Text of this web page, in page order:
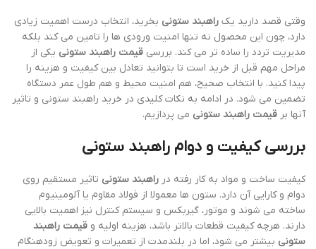
وقتی قصد دارید یک راهبند ستونی بخرید، انتخاب درست اهمیت زیادی
دارد، چون این محصول نه تنها امنیت ورودی ها را تامین می کند بلکه
مدیریت تردد را ساده تر می کند. بررسی قیمت راهبند ستونی یکی از
مراحل مهم قبل از خرید است تا بتوانید تعادل بین کیفیت و هزینه را
پیدا کنید. با انتخاب صحیح، هم امنیت محیط و هم طول عمر دستگاه
تضمین می شود. در ادامه به نکات کلیدی در خرید راهبند ستونی و تاثیر
آنها بر قیمت راهبند ستونی می پردازیم.
بررسی کیفیت و دوام راهبند ستونی
کیفیت ساخت و مواد به کار رفته در راهبند ستونی تاثیر مستقیم روی
دوام و کارایی آن دارد. ستون ها معمولا از فولاد مقاوم یا آلومینیوم
ساخته می شوند و موتور، گیربکس و سیستم کنترل نیز اهمیت بالایی
دارند. هرچه کیفیت قطعات بالاتر باشد، هزینه اولیه و قیمت راهبند
ستونی بیشتر می شود، اما در بلندمدت از تعمیرات و تعویض زودهنگام